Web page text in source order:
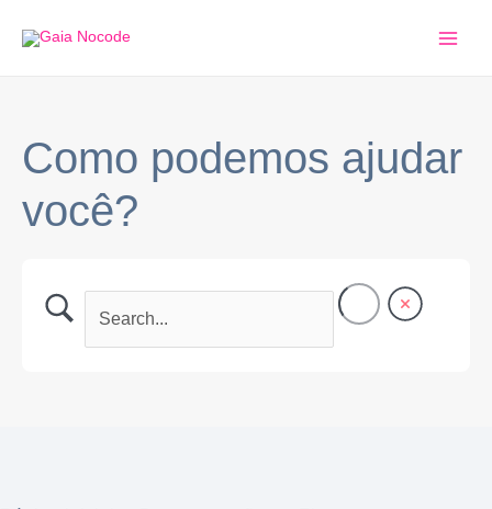
para
Como podemos ajudar
você?